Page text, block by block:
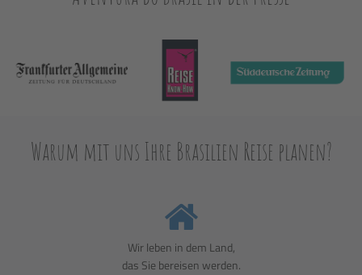
Warum mit uns Ihre Brasilien Reise planen?
Wir leben in dem Land,
das Sie bereisen werden.